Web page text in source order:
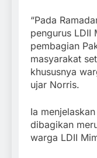
“Pada
pengurus LDII
pembagian
masyarakat
khususnya
ujar Norris.
Ia
dibagikan
warga LDII